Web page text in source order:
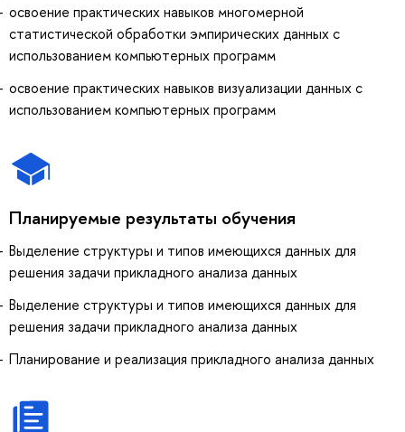
освоение практических навыков многомерной
статистической обработки эмпирических данных с
использованием компьютерных программ
освоение практических навыков визуализации данных с
использованием компьютерных программ
Планируемые результаты обучения
Выделение структуры и типов имеющихся данных для
решения задачи прикладного анализа данных
Выделение структуры и типов имеющихся данных для
решения задачи прикладного анализа данных
Планирование и реализация прикладного анализа данных